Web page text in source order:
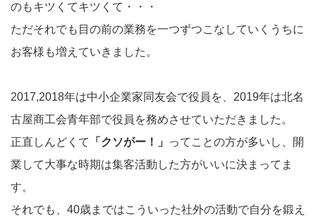
のもキツくてキツくて・・・
ただそれでも目の前の業務を一つずつこなしていくうちに
お客様も増えていきました。
2017,2018年は中小企業家同友会で役員を、2019年は北名
古屋商工会青年部で役員を務めさせていただきました。
正直しんどくて
「クソがー！」
ってことの方が多いし、開
業して大事な時期は集客活動した方がいいに決まってま
す。
それでも、40歳まではこういった社外の活動で自分を鍛え